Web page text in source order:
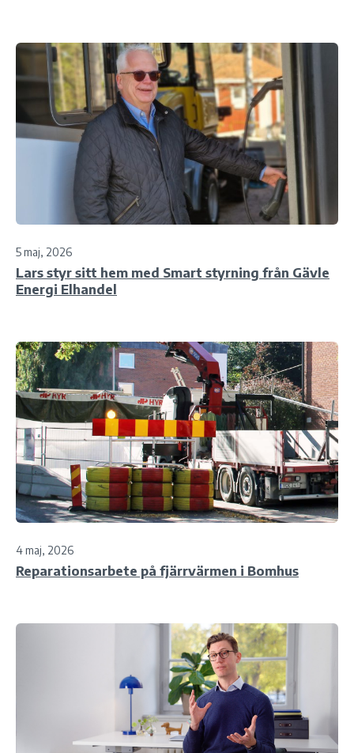
5 maj, 2026
Lars styr sitt hem med Smart styrning från Gävle
Energi Elhandel
4 maj, 2026
Reparationsarbete på fjärrvärmen i Bomhus